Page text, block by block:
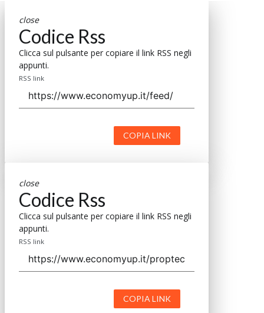
close
Codice Rss
Clicca sul pulsante per copiare il link RSS negli
appunti.
RSS link
COPIA LINK
close
Codice Rss
Clicca sul pulsante per copiare il link RSS negli
appunti.
RSS link
COPIA LINK